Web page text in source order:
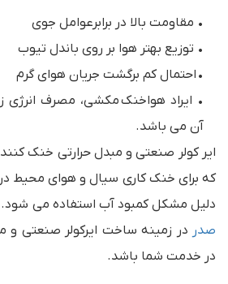
• مقاومت بالا در برابرعوامل جوی
• توزیع بهتر هوا بر روی باندل تیوب
• احتمال کم برگشت جریان هوای گرم
• ایراد هواخنک مکشی، مصرف انرژی
آن می باشد.
ایر کولر صنعتی و مبدل حرارتی خنک
که برای خنک کاری سیال و هوای محیط
دلیل مشکل کمبود آب استفاده می
صدر در زمینه ساخت ایرکولر صنعتی و
در خدمت شما باشد.